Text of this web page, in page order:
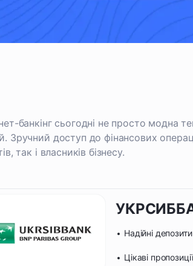
банкінг сьогодні не просто модна
Зручний доступ до фінансових
так і власників бізнесу.
Надійні депозити
Цікаві